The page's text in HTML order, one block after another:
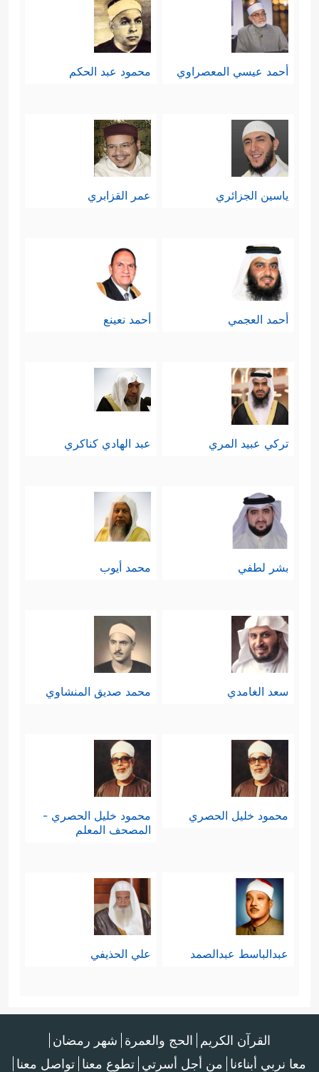
أحمد عيسي المعصراوي محمود عبد الحكم
ياسين الجزائري عمر القزابري
أحمد العجمي أحمد نعينع
تركي عبيد المري عبد الهادي كناكري
بشر لطفي محمد أيوب
سعد الغامدي محمد صديق المنشاوي
محمود خليل الحصري
محمود خليل الحصري -
المصحف المعلم
عبدالباسط عبدالصمد علي الحذيفي
القرآن الكريم الحج والعمرة شهر رمضان
معا نربي أبناءنا من أجل أسرتي تطوع معنا تواصل معنا